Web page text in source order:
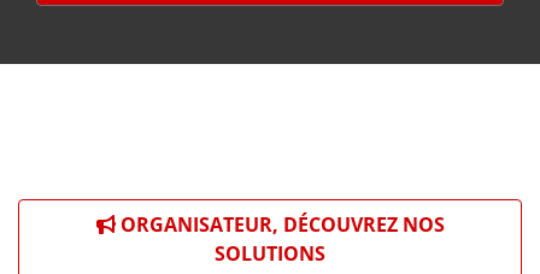
ORGANISATEUR, DÉCOUVREZ NOS
SOLUTIONS